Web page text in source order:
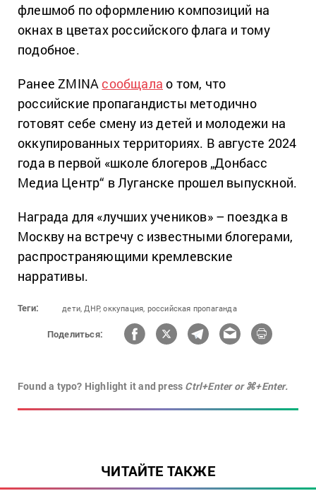
флешмоб по оформлению композиций на
окнах в цветах российского флага и тому
подобное.
Ранее ZMINA сообщала о том, что
российские пропагандисты методично
готовят себе смену из детей и молодежи на
оккупированных территориях. В августе 2024
года в первой «школе блогеров „Донбасс
Медиа Центр“ в Луганске прошел выпускной.
Награда для «лучших учеников» – поездка в
Москву на встречу с известными блогерами,
распространяющими кремлевские
нарративы.
Теги: дети, ДНР, оккупация, российская пропаганда
Поделиться:
Found a typo? Highlight it and press Ctrl+Enter or ⌘+Enter.
ЧИТАЙТЕ ТАКЖЕ